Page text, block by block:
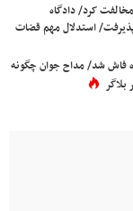
کرد/ دادگاه
پذیرفت/ استدلال مهم قضات
فاش شد/ مداح جوان چگونه